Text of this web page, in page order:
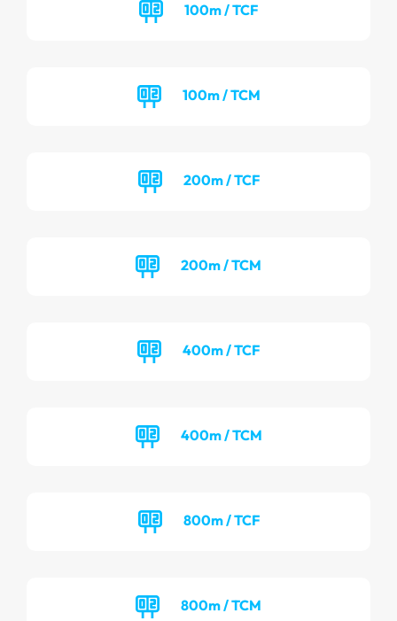
100m / TCF
100m / TCM
200m / TCF
200m / TCM
400m / TCF
400m / TCM
800m / TCF
800m / TCM